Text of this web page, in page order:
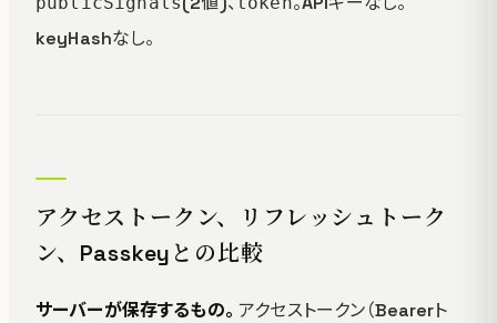
keyHashなし。
アクセストークン、リフレッシュトーク
ン、Passkeyとの比較
サーバーが保存するもの。 アクセストークン（Bearerト